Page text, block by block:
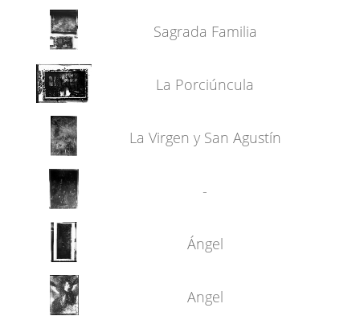
Sagrada Familia
La Porciúncula
La Virgen y San Agustín
-
Ángel
Angel